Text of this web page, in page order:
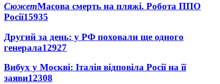
СюжетМасова смерть на пляжі. Робота ППО
Росії15935
Другий за день: у РФ поховали ще одного
генерала12927
Вибух у Москві: Італія відповіла Росії на її
заяви12308